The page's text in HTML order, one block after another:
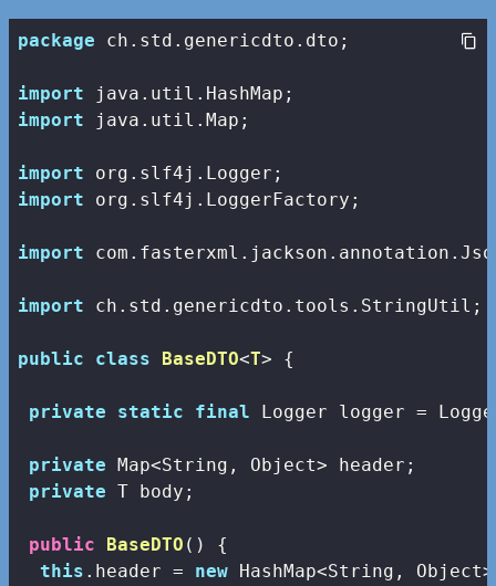
package ch.std.genericdto.dto;
import
import java.util.Map;
import
import org.slf4j.LoggerFactory;
import
import ch.std.genericdto.tools.StringUtil;
public class BaseDTO<T> {
private static final Logger logger =
private Map<String, Object> header;
private T body;
public BaseDTO ()
{
this .header = new HashMap<String,